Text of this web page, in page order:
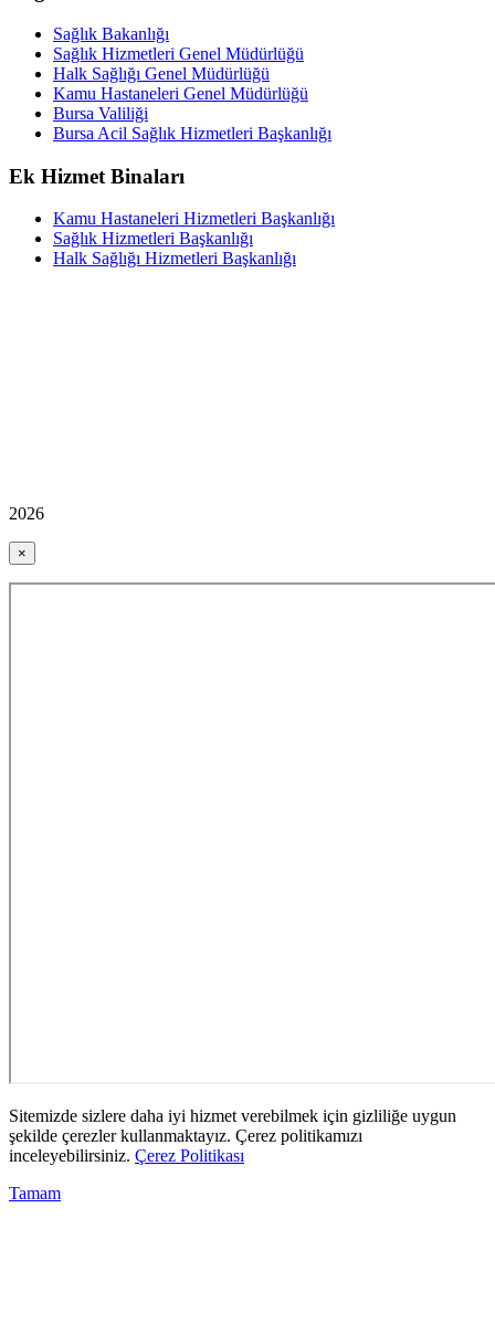
Sağlık Bakanlığı
Sağlık Hizmetleri Genel Müdürlüğü
Halk Sağlığı Genel Müdürlüğü
Kamu Hastaneleri Genel Müdürlüğü
Bursa Valiliği
Bursa Acil Sağlık Hizmetleri Başkanlığı
Ek Hizmet Binaları
Kamu Hastaneleri Hizmetleri Başkanlığı
Sağlık Hizmetleri Başkanlığı
Halk Sağlığı Hizmetleri Başkanlığı
2026
×
Sitemizde sizlere daha iyi hizmet verebilmek için gizliliğe uygun
şekilde çerezler kullanmaktayız. Çerez politikamızı
inceleyebilirsiniz. Çerez Politikası
Tamam